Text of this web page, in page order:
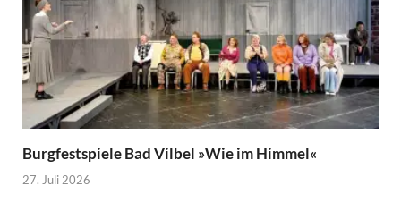
Burgfestspiele Bad Vilbel »Wie im Himmel«
27. Juli 2026